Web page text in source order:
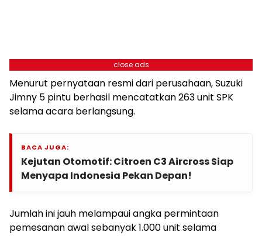
close ads
Menurut pernyataan resmi dari perusahaan, Suzuki
Jimny 5 pintu berhasil mencatatkan 263 unit SPK
selama acara berlangsung.
BACA JUGA:
Kejutan Otomotif: Citroen C3 Aircross Siap
Menyapa Indonesia Pekan Depan!
Jumlah ini jauh melampaui angka permintaan
pemesanan awal sebanyak 1.000 unit selama